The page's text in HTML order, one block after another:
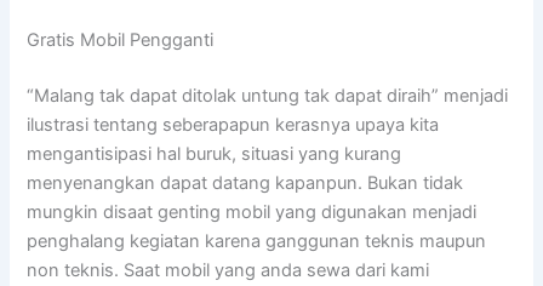
Gratis Mobil Pengganti
“Malang tak dapat ditolak untung tak dapat diraih” menjadi
ilustrasi tentang seberapapun kerasnya upaya kita
mengantisipasi hal buruk, situasi yang kurang
menyenangkan dapat datang kapanpun. Bukan tidak
mungkin disaat genting mobil yang digunakan menjadi
penghalang kegiatan karena ganggunan teknis maupun
non teknis. Saat mobil yang anda sewa dari kami